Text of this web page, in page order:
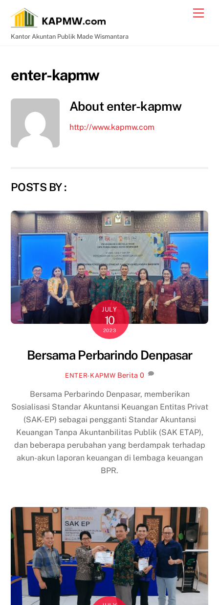
content
Kantor Akuntan Publik Made Wismantara
enter-kapmw
About enter-kapmw
http://www.kapmw.com
POSTS BY :
JULY
10
2023
Bersama Perbarindo Denpasar
ENTER-KAPMW Berita 0
Bersama Perbarindo Denpasar, memberikan
Sosialisasi Standar Akuntansi Keuangan Entitas Privat
(SAK-EP) sebagai pengganti Standar Akuntansi
Keuangan Tanpa Akuntanbilitas Publik (SAK ETAP),
dan beberapa perubahan yang berdampak terhadap
akun-akun laporan keuangan di lembaga keuangan
BPR.